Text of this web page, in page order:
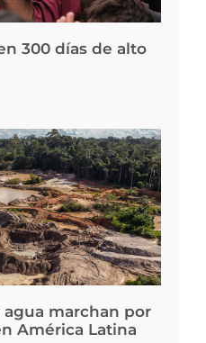
300 días de alto
marchan por
América Latina